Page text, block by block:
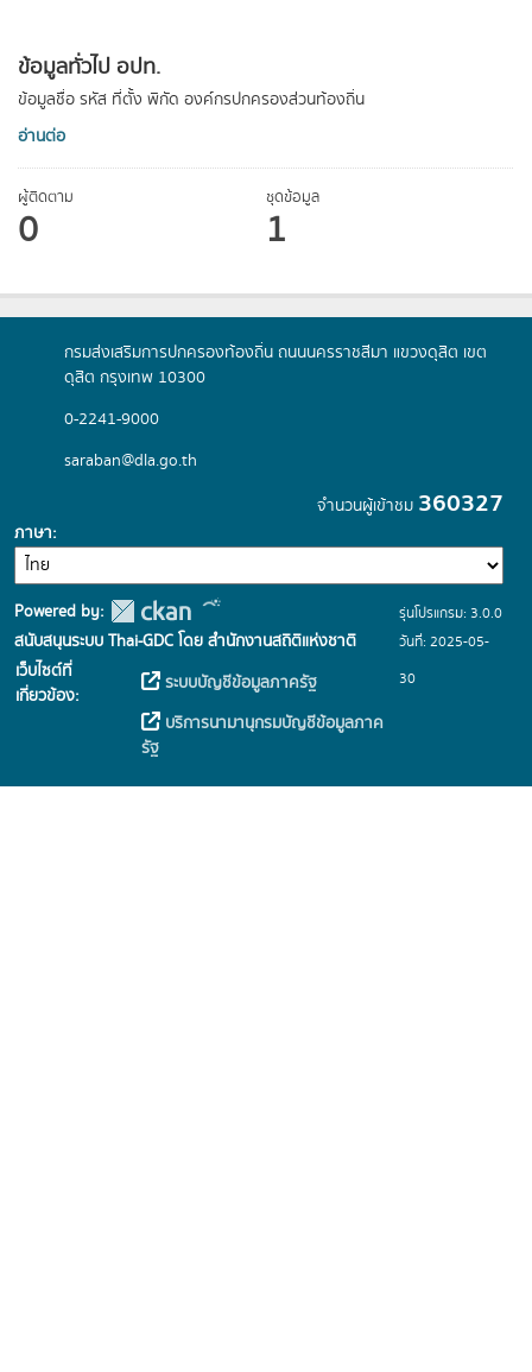
ข้อมูลทั่วไป อปท.
ข้อมูลชื่อ รหัส ที่ตั้ง พิกัด องค์กรปกครองส่วนท้องถิ่น
อ่านต่อ
ผู้ติดตาม
0
ชุดข้อมูล
1
กรมส่งเสริมการปกครองท้องถิ่น ถนนนครราชสีมา แขวงดุสิต เขต
ดุสิต กรุงเทพ 10300
0-2241-9000
saraban@dla.go.th
จำนวนผู้เข้าชม 360327
ภาษา
Powered by:
สนับสนุนระบบ Thai-GDC โดย สำนักงานสถิติแห่งชาติ
เว็บไซต์ที่
เกี่ยวข้อง:
ระบบบัญชีข้อมูลภาครัฐ
บริการนามานุกรมบัญชีข้อมูลภาค
รัฐ
รุ่นโปรแกรม: 3.0.0
วันที่: 2025-05-
30